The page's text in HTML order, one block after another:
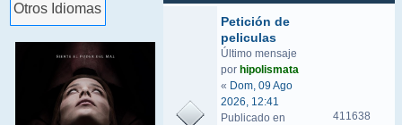
Otros Idiomas
Petición de
peliculas
Último mensaje
por hipolismata
« Dom, 09 Ago
2026, 12:41
Publicado en
411638